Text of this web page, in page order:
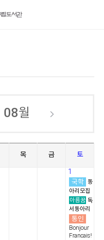
08월
목 금 토
1
국학
동
아리모집
아름꿈 독
서동아리
통인
Bonjour
Francais!